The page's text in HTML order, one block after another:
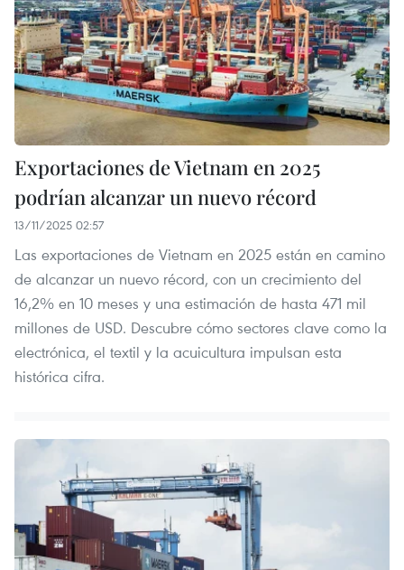
Exportaciones de Vietnam en 2025
podrían alcanzar un nuevo récord
13/11/2025 02:57
Las exportaciones de Vietnam en 2025 están en camino
de alcanzar un nuevo récord, con un crecimiento del
16,2% en 10 meses y una estimación de hasta 471 mil
millones de USD. Descubre cómo sectores clave como la
electrónica, el textil y la acuicultura impulsan esta
histórica cifra.